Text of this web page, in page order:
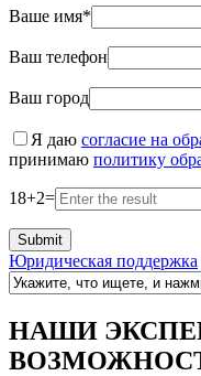
Ваше имя*
Ваш телефон
Ваш город
Я даю согласие на
принимаю политику
18+2=
Юридическая поддержка
НАШИ